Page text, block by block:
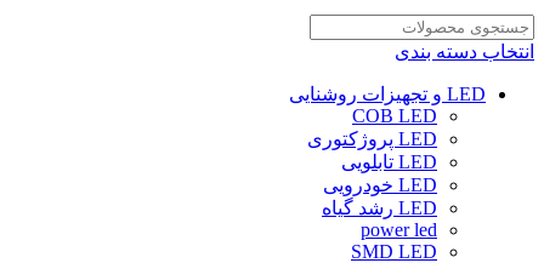
انتخاب دسته بندی
LED و تجهیزات روشنایی
COB LED
LED پروژکتوری
LED تابلویی
LED خودرویی
LED رشد گیاه
power led
SMD LED